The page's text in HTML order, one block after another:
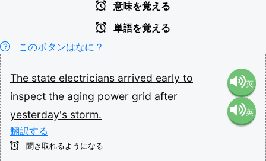
意味を覚える
単語を覚える
このボタンはなに？
The state electricians arrived early to
inspect the aging power grid after
yesterday's storm.
翻訳する
英
語（米
英
聞き取れるようになる